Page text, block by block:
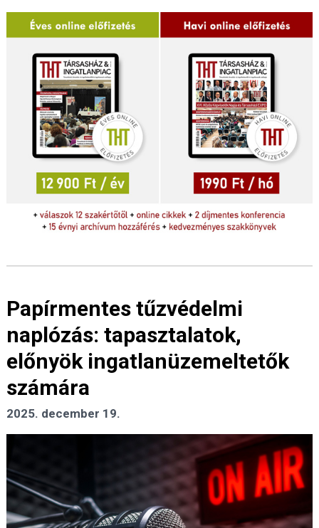
Papírmentes tűzvédelmi
naplózás: tapasztalatok,
előnyök ingatlanüzemeltetők
számára
2025. december 19.